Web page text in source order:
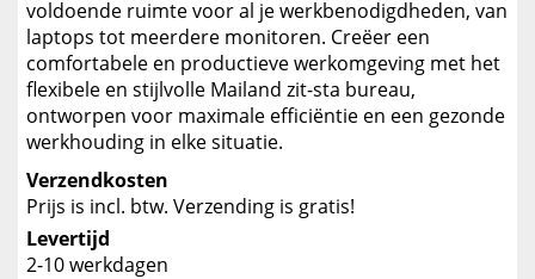
voldoende ruimte voor al je werkbenodigdheden, van
laptops tot meerdere monitoren. Creëer een
comfortabele en productieve werkomgeving met het
flexibele en stijlvolle Mailand zit-sta bureau,
ontworpen voor maximale efficiëntie en een gezonde
werkhouding in elke situatie.
Verzendkosten
Prijs is incl. btw. Verzending is gratis!
Levertijd
2-10 werkdagen